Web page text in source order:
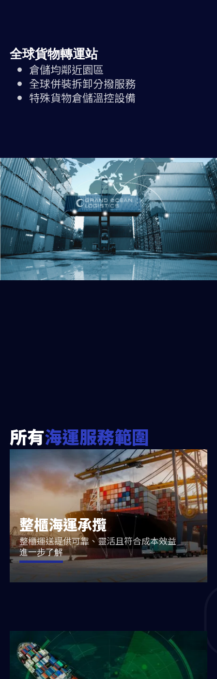
全球貨物轉運站
倉儲均鄰近園區
全球併裝拆卸分撥服務
特殊貨物倉儲溫控設備
所有海運服務範圍
整櫃海運承攬
整櫃運送提供可靠、靈活且符合成本效益
進一步了解